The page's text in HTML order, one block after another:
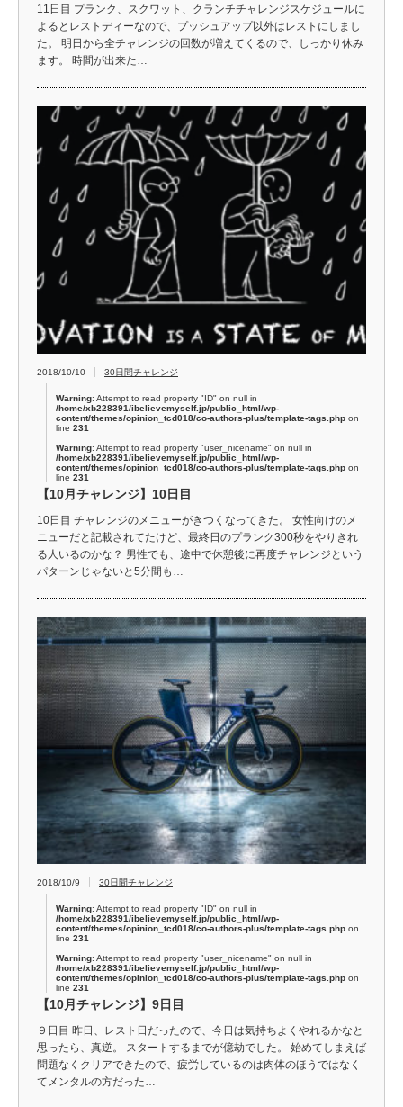
11日目 プランク、スクワット、クランチチャレンジスケジュールに
よるとレストディーなので、プッシュアップ以外はレストにしまし
た。 明日から全チャレンジの回数が増えてくるので、しっかり休み
ます。 時間が出来た…
2018/10/10 30日間チャレンジ
Warning: Attempt to read property "ID" on null in
/home/xb228391/ibelievemyself.jp/public_html/wp-
content/themes/opinion_tcd018/co-authors-plus/template-tags.php on
line 231
Warning: Attempt to read property "user_nicename" on null in
/home/xb228391/ibelievemyself.jp/public_html/wp-
content/themes/opinion_tcd018/co-authors-plus/template-tags.php on
line 231
【10月チャレンジ】10日目
10日目 チャレンジのメニューがきつくなってきた。 女性向けのメ
ニューだと記載されてたけど、最終日のプランク300秒をやりきれ
る人いるのかな？ 男性でも、途中で休憩後に再度チャレンジという
パターンじゃないと5分間も…
2018/10/9 30日間チャレンジ
Warning: Attempt to read property "ID" on null in
/home/xb228391/ibelievemyself.jp/public_html/wp-
content/themes/opinion_tcd018/co-authors-plus/template-tags.php on
line 231
Warning: Attempt to read property "user_nicename" on null in
/home/xb228391/ibelievemyself.jp/public_html/wp-
content/themes/opinion_tcd018/co-authors-plus/template-tags.php on
line 231
【10月チャレンジ】9日目
９日目 昨日、レスト日だったので、今日は気持ちよくやれるかなと
思ったら、真逆。 スタートするまでが億劫でした。 始めてしまえば
問題なくクリアできたので、疲労しているのは肉体のほうではなく
てメンタルの方だった…